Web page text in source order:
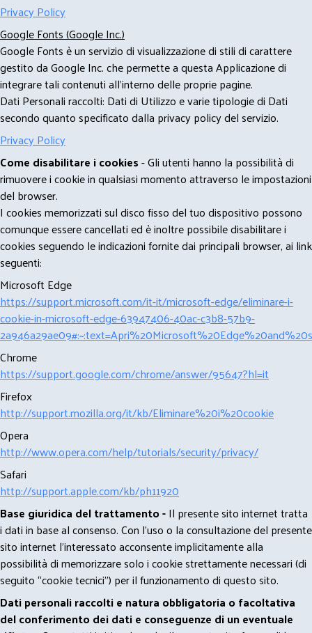
Privacy Policy
Google Fonts (Google Inc.)
Google Fonts è un servizio di visualizzazione di stili di carattere
gestito da Google Inc. che permette a questa Applicazione di
integrare tali contenuti all'interno delle proprie pagine.
Dati Personali raccolti: Dati di Utilizzo e varie tipologie di Dati
secondo quanto specificato dalla privacy policy del servizio.
Privacy Policy
Come disabilitare i cookies- Gli utenti hanno la possibilità di
rimuovere i cookie in qualsiasi momento attraverso le impostazioni
del browser.
I cookies memorizzati sul disco fisso del tuo dispositivo possono
comunque essere cancellati ed è inoltre possibile disabilitare i
cookies seguendo le indicazioni fornite dai principali browser, ai link
seguenti:
Microsoft Edge
https://support.microsoft.com/it-it/microsoft-edge/eliminare-i-
cookie-in-microsoft-edge-63947406-40ac-c3b8-57b9-
Chrome
https://support.google.com/chrome/answer/95647?hl=it
Firefox
http://support.mozilla.org/it/kb/Eliminare%20i%20cookie
Opera
http://www.opera.com/help/tutorials/security/privacy/
Safari
http://support.apple.com/kb/ph11920
Base giuridica del trattamento -Il presente sito internet tratta
i dati in base al consenso. Con l'uso o la consultazione del presente
sito internet l’interessato acconsente implicitamente alla
possibilità di memorizzare solo i cookie strettamente necessari (di
seguito “cookie tecnici”) per il funzionamento di questo sito.
Dati personali raccolti e natura obbligatoria o facoltativa
del conferimento dei dati e conseguenze di un eventuale